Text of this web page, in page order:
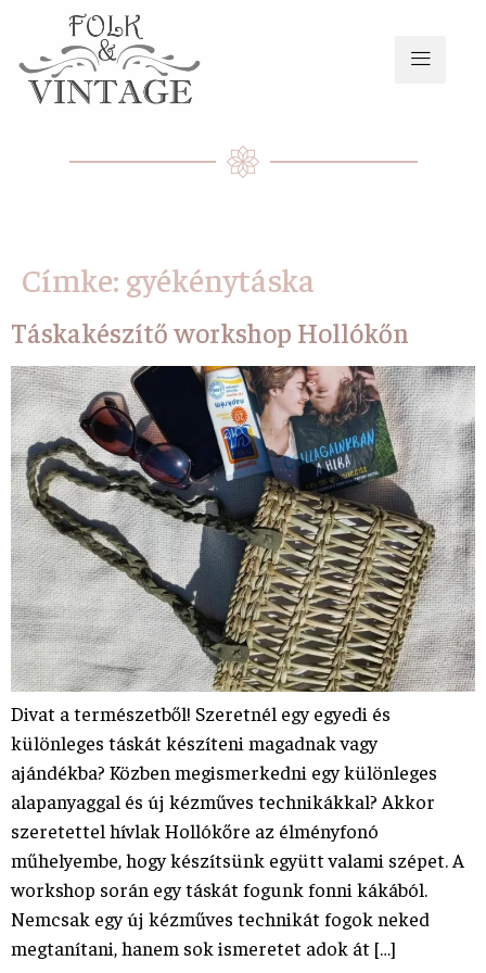
Címke: gyékénytáska
Táskakészítő workshop Hollókőn
Divat a természetből! Szeretnél egy egyedi és
különleges táskát készíteni magadnak vagy
ajándékba? Közben megismerkedni egy különleges
alapanyaggal és új kézműves technikákkal? Akkor
szeretettel hívlak Hollókőre az élményfonó
műhelyembe, hogy készítsünk együtt valami szépet. A
workshop során egy táskát fogunk fonni kákából.
Nemcsak egy új kézműves technikát fogok neked
megtanítani, hanem sok ismeretet adok át […]